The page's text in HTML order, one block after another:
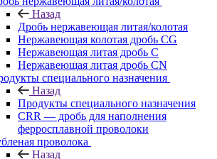
Назад
Дробь нержавеющая литая/колотая
Нержавеющая колотая дробь CG
Нержавеющая литая дробь C
Нержавеющая литая дробь CN
специального назначения
Назад
Продукты специального назначения
CRR — дробь для наполнения
ферросплавной проволоки
проволока
Назад